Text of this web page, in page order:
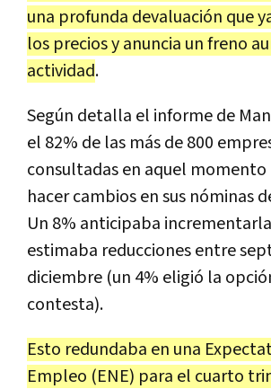
una profunda devaluación que
los precios y anuncia un freno
actividad.
Según detalla el informe de
el 82% de las más de 800
consultadas en aquel momento
hacer cambios en sus nóminas
Un 8% anticipaba
estimaba reducciones entre
diciembre (un 4% eligió la
contesta).
Esto redundaba en una
Empleo (ENE) para el cuarto